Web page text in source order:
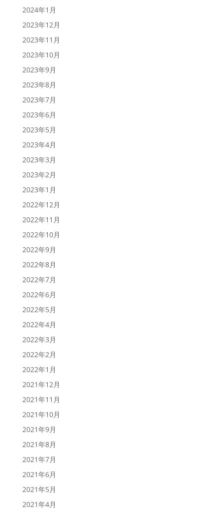
2024年1月
2023年12月
2023年11月
2023年10月
2023年9月
2023年8月
2023年7月
2023年6月
2023年5月
2023年4月
2023年3月
2023年2月
2023年1月
2022年12月
2022年11月
2022年10月
2022年9月
2022年8月
2022年7月
2022年6月
2022年5月
2022年4月
2022年3月
2022年2月
2022年1月
2021年12月
2021年11月
2021年10月
2021年9月
2021年8月
2021年7月
2021年6月
2021年5月
2021年4月